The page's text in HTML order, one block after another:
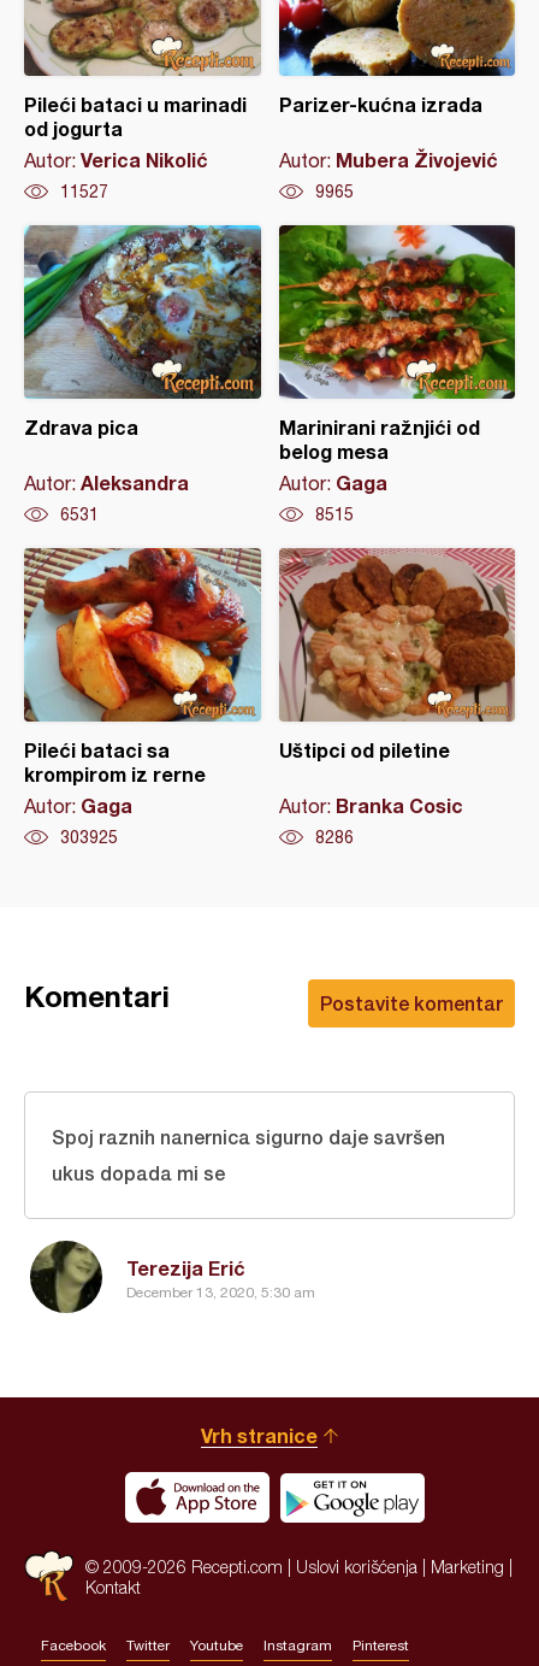
Pileći bataci u marinadi
od jogurta
Autor: Verica Nikolić
11527
Parizer-kućna izrada
Autor: Mubera Živojević
9965
Zdrava pica
Autor: Aleksandra
6531
Marinirani ražnjići od
belog mesa
Autor: Gaga
8515
Pileći bataci sa
krompirom iz rerne
Autor: Gaga
303925
Uštipci od piletine
Autor: Branka Cosic
8286
Postavite komentar
Komentari
Terezija Erić
December 13, 2020, 5:30 am
Spoj raznih nanernica sigurno daje savršen
ukus dopada mi se
Vrh stranice
© 2009-2026 Recepti.com | Uslovi korišćenja Marketing
Kontakt
Facebook Twitter Youtube Instagram Pinterest